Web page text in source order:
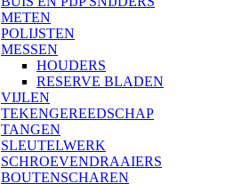
METEN
POLIJSTEN
MESSEN
HOUDERS
RESERVE BLADEN
VIJLEN
TEKENGEREEDSCHAP
TANGEN
SLEUTELWERK
SCHROEVENDRAAIERS
BOUTENSCHAREN